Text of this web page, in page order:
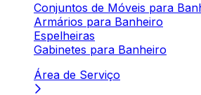
Conjuntos de Móveis para
Armários para Banheiro
Espelheiras
Gabinetes para Banheiro
Área de Serviço